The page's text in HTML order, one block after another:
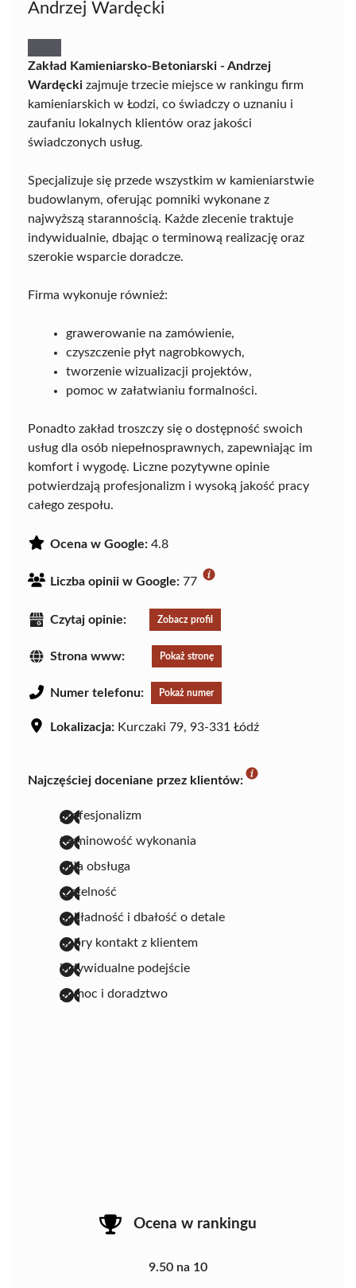
Andrzej Wardęcki
Zakład Kamieniarsko-Betoniarski - Andrzej
Wardęcki zajmuje trzecie miejsce w rankingu firm
kamieniarskich w Łodzi, co świadczy o uznaniu i
zaufaniu lokalnych klientów oraz jakości
świadczonych usług.
Specjalizuje się przede wszystkim w kamieniarstwie
budowlanym, oferując pomniki wykonane z
najwyższą starannością. Każde zlecenie traktuje
indywidualnie, dbając o terminową realizację oraz
szerokie wsparcie doradcze.
Firma wykonuje również:
grawerowanie na zamówienie,
czyszczenie płyt nagrobkowych,
tworzenie wizualizacji projektów,
pomoc w załatwianiu formalności.
Ponadto zakład troszczy się o dostępność swoich
usług dla osób niepełnosprawnych, zapewniając im
komfort i wygodę. Liczne pozytywne opinie
potwierdzają profesjonalizm i wysoką jakość pracy
całego zespołu.
Ocena w Google: 4.8
Liczba opinii w Google: 77
Czytaj opinie: Zobacz profil
Strona www: Pokaż stronę
Numer telefonu: Pokaż numer
Lokalizacja: Kurczaki 79, 93-331 Łódź
Najczęściej doceniane przez klientów:
profesjonalizm
terminowość wykonania
miła obsługa
rzetelność
dokładność i dbałość o detale
dobry kontakt z klientem
indywidualne podejście
pomoc i doradztwo
Ocena w rankingu
9.50 na 10